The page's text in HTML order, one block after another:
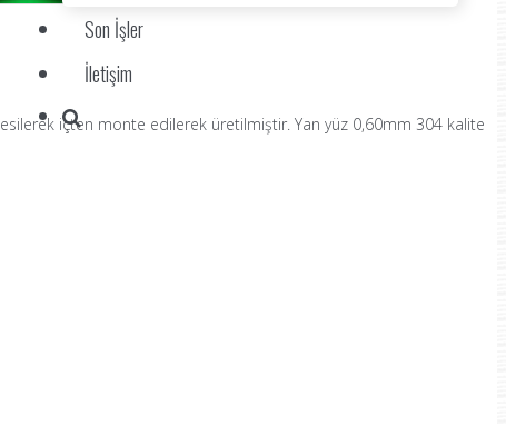
Son İşler
İletişim
içten monte edilerek üretilmiştir. Yan yüz 0,60mm 304 kalite